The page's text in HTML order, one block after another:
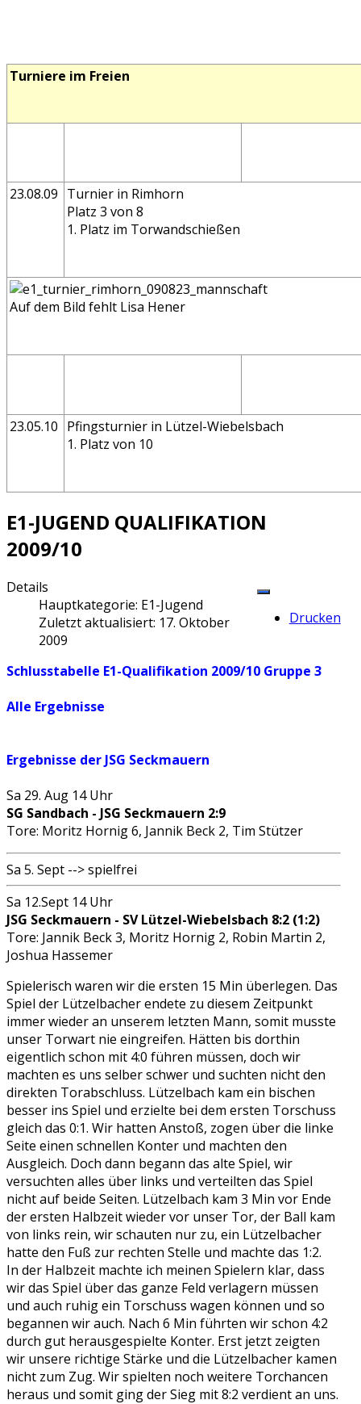
Turniere im Freien
23.08.09 Turnier in Rimhorn
Platz 3 von 8
1. Platz im Torwandschießen
Auf dem Bild fehlt Lisa Hener
23.05.10 Pfingsturnier in Lützel-Wiebelsbach
1. Platz von 10
E1-JUGEND QUALIFIKATION
2009/10
Drucken
Details
Hauptkategorie: E1-Jugend
Zuletzt aktualisiert: 17. Oktober
2009
Schlusstabelle E1-Qualifikation 2009/10 Gruppe 3
Alle Ergebnisse
Ergebnisse der JSG Seckmauern
Sa 29. Aug 14 Uhr
SG Sandbach - JSG Seckmauern 2:9
Tore: Moritz Hornig 6, Jannik Beck 2, Tim Stützer
Sa 5. Sept --> spielfrei
Sa 12.Sept 14 Uhr
JSG Seckmauern - SV Lützel-Wiebelsbach 8:2 (1:2)
Tore: Jannik Beck 3, Moritz Hornig 2, Robin Martin 2,
Joshua Hassemer
Spielerisch waren wir die ersten 15 Min überlegen. Das
Spiel der Lützelbacher endete zu diesem Zeitpunkt
immer wieder an unserem letzten Mann, somit musste
unser Torwart nie eingreifen. Hätten bis dorthin
eigentlich schon mit 4:0 führen müssen, doch wir
machten es uns selber schwer und suchten nicht den
direkten Torabschluss. Lützelbach kam ein bischen
besser ins Spiel und erzielte bei dem ersten Torschuss
gleich das 0:1. Wir hatten Anstoß, zogen über die linke
Seite einen schnellen Konter und machten den
Ausgleich. Doch dann begann das alte Spiel, wir
versuchten alles über links und verteilten das Spiel
nicht auf beide Seiten. Lützelbach kam 3 Min vor Ende
der ersten Halbzeit wieder vor unser Tor, der Ball kam
von links rein, wir schauten nur zu, ein Lützelbacher
hatte den Fuß zur rechten Stelle und machte das 1:2.
In der Halbzeit machte ich meinen Spielern klar, dass
wir das Spiel über das ganze Feld verlagern müssen
und auch ruhig ein Torschuss wagen können und so
begannen wir auch. Nach 6 Min führten wir schon 4:2
durch gut herausgespielte Konter. Erst jetzt zeigten
wir unsere richtige Stärke und die Lützelbacher kamen
nicht zum Zug. Wir spielten noch weitere Torchancen
heraus und somit ging der Sieg mit 8:2 verdient an uns.